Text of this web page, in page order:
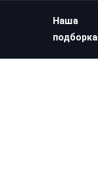
Наша
подборка